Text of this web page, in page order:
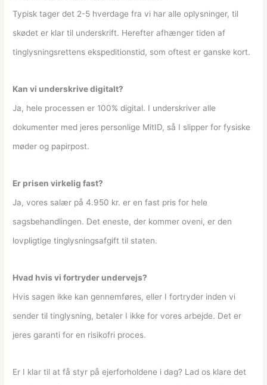
Typisk tager det 2-5 hverdage fra vi har alle oplysninger, til
skødet er klar til underskrift. Herefter afhænger tiden af
tinglysningsrettens ekspeditionstid, som oftest er ganske kort.
Kan vi underskrive digitalt?
Ja, hele processen er 100% digital. I underskriver alle
dokumenter med jeres personlige MitID, så I slipper for fysiske
møder og papirpost.
Er prisen virkelig fast?
Ja, vores salær på 4.950 kr. er en fast pris for hele
sagsbehandlingen. Det eneste, der kommer oveni, er den
lovpligtige tinglysningsafgift til staten.
Hvad hvis vi fortryder undervejs?
Hvis sagen ikke kan gennemføres, eller I fortryder inden vi
sender til tinglysning, betaler I ikke for vores arbejde. Det er
jeres garanti for en risikofri proces.
Er I klar til at få styr på ejerforholdene i dag? Lad os klare det